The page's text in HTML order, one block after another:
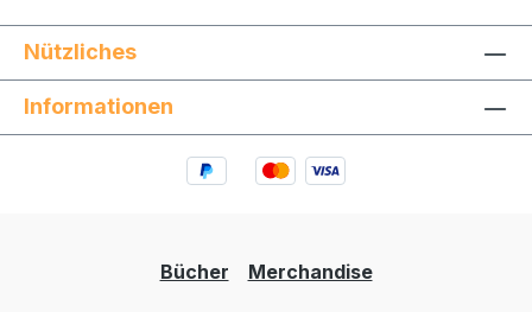
Nützliches
Informationen
Bücher Merchandise